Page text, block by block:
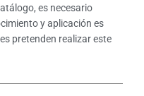
es necesario
y aplicación es
pretenden realizar este